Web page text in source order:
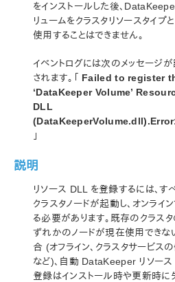
SIOS Protection Suite/
ガイド
SIOS Protection Suite/
クニカルドキュメンテーション
はじめに
管理
構成
DataKeeper の管理
ユーザガイド
よくある質問
トラブルシューティング
DataKeeper に関する一
をインストールした後、
リュームをクラスタリソースタイプ
使用することはできません。
イベントログには次のメッセージ
されます。「 Failed to register
‘DataKeeper Volume’
DLL
」
説明
リソース DLL を登録するには、す
クラスタノードが起動し、オンライ
る必要があります。既存のクラス
ずれかのノードが現在使用できな
合 (オフライン、クラスタサービス
など)、自動 DataKeeper リソース
登録はインストール時や更新時に